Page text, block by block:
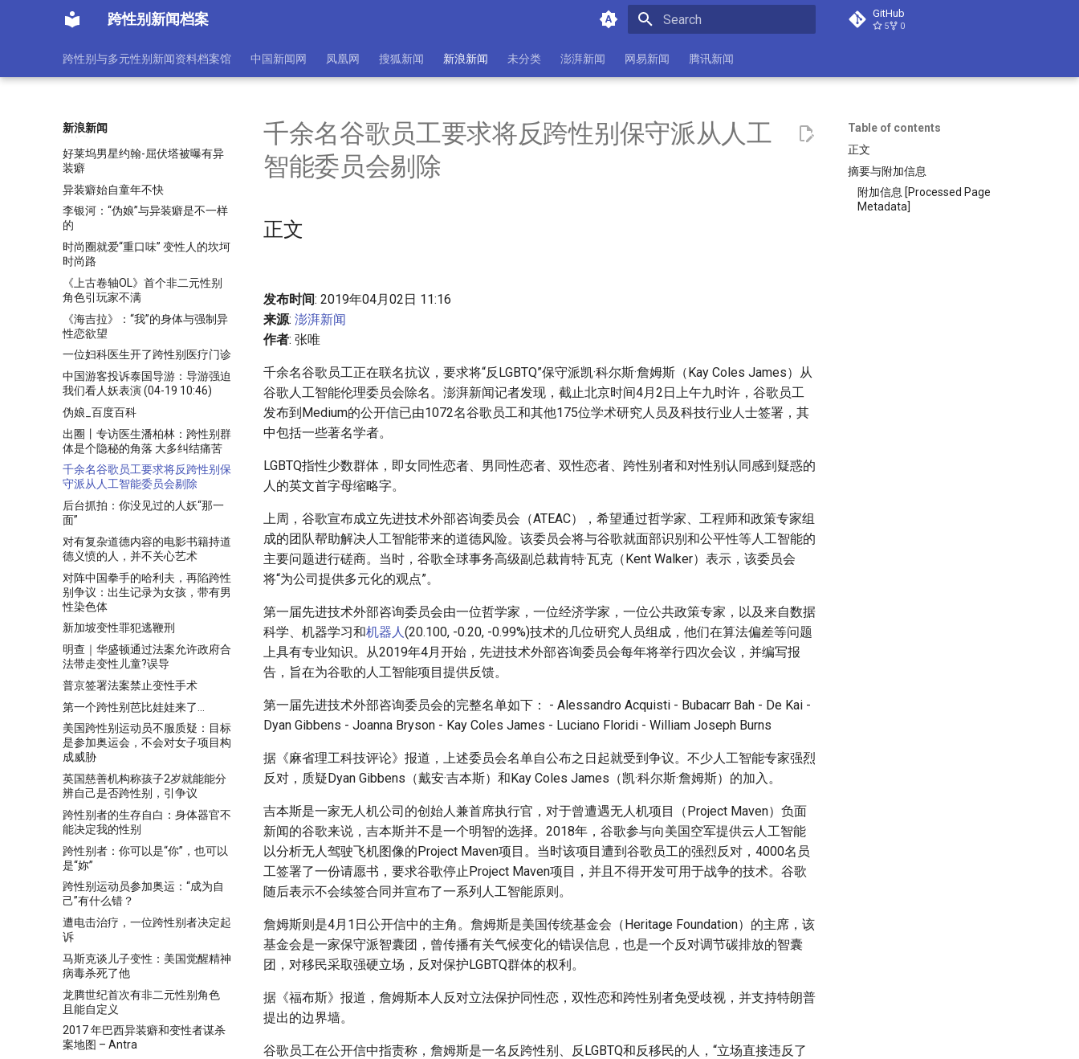
跨性别新闻档案 GitHub
5 0
跨性别与多元性别新闻资料档案馆 中国新闻网 凤凰网 搜狐新闻 新浪新闻 未分类 澎湃新闻 网易新闻 腾讯新闻
新浪新闻
异装癖穿上另一种性别(图)
宠的阴谋？(图)
DC真人电影首个跨性别角色曝光
迷(图)
好莱坞男星约翰-屈伏塔被曝有异
装癖
异装癖始自童年不快
李银河：“伪娘”与异装癖是不一样
的
时尚圈就爱“重口味” 变性人的坎坷
时尚路
《上古卷轴OL》首个非二元性别
角色引玩家不满
《海吉拉》：“我”的身体与强制异
性恋欲望
一位妇科医生开了跨性别医疗门诊
中国游客投诉泰国导游：导游强迫
我们看人妖表演 (04-19 10:46)
伪娘_百度百科
出圈丨专访医生潘柏林：跨性别群
体是个隐秘的角落 大多纠结痛苦
千余名谷歌员工要求将反跨性别保
守派从人工智能委员会剔除
后台抓拍：你没见过的人妖“那一
面”
对有复杂道德内容的电影书籍持道
德义愤的人，并不关心艺术
对阵中国拳手的哈利夫，再陷跨性
别争议：出生记录为女孩，带有男
性染色体
新加坡变性罪犯逃鞭刑
明查｜华盛顿通过法案允许政府合
法带走变性儿童?误导
普京签署法案禁止变性手术
第一个跨性别芭比娃娃来了…
美国跨性别运动员不服质疑：目标
是参加奥运会，不会对女子项目构
成威胁
英国慈善机构称孩子2岁就能能分
辨自己是否跨性别，引争议
跨性别者的生存自白：身体器官不
能决定我的性别
跨性别者：你可以是“你”，也可以
是“妳”
跨性别运动员参加奥运：“成为自
己”有什么错？
遭电击治疗，一位跨性别者决定起
诉
马斯克谈儿子变性：美国觉醒精神
病毒杀死了他
龙腾世纪首次有非二元性别角色
且能自定义
2017 年巴西异装癖和变性者谋杀
案地图 – Antra
Table of contents
正文
摘要与附加信息
附加信息 [Processed Page
Metadata]
千余名谷歌员工要求将反跨性别保守派从人工
智能委员会剔除
正文
发布时间: 2019年04月02日 11:16
来源: 澎湃新闻
作者: 张唯
千余名谷歌员工正在联名抗议，要求将“反LGBTQ”保守派凯·科尔斯·詹姆斯（Kay Coles James）从
谷歌人工智能伦理委员会除名。澎湃新闻记者发现，截止北京时间4月2日上午九时许，谷歌员工
发布到Medium的公开信已由1072名谷歌员工和其他175位学术研究人员及科技行业人士签署，其
中包括一些著名学者。
LGBTQ指性少数群体，即女同性恋者、男同性恋者、双性恋者、跨性别者和对性别认同感到疑惑的
人的英文首字母缩略字。
上周，谷歌宣布成立先进技术外部咨询委员会（ATEAC），希望通过哲学家、工程师和政策专家组
成的团队帮助解决人工智能带来的道德风险。该委员会将与谷歌就面部识别和公平性等人工智能的
主要问题进行磋商。当时，谷歌全球事务高级副总裁肯特·瓦克（Kent Walker）表示，该委员会
将“为公司提供多元化的观点”。
第一届先进技术外部咨询委员会由一位哲学家，一位经济学家，一位公共政策专家，以及来自数据
科学、机器学习和机器人(20.100, -0.20, -0.99%)技术的几位研究人员组成，他们在算法偏差等问题
上具有专业知识。从2019年4月开始，先进技术外部咨询委员会每年将举行四次会议，并编写报
告，旨在为谷歌的人工智能项目提供反馈。
第一届先进技术外部咨询委员会的完整名单如下： - Alessandro Acquisti - Bubacarr Bah - De Kai -
Dyan Gibbens - Joanna Bryson - Kay Coles James - Luciano Floridi - William Joseph Burns
据《麻省理工科技评论》报道，上述委员会名单自公布之日起就受到争议。不少人工智能专家强烈
反对，质疑Dyan Gibbens（戴安·吉本斯）和Kay Coles James（凯·科尔斯·詹姆斯）的加入。
吉本斯是一家无人机公司的创始人兼首席执行官，对于曾遭遇无人机项目（Project Maven）负面
新闻的谷歌来说，吉本斯并不是一个明智的选择。2018年，谷歌参与向美国空军提供云人工智能
以分析无人驾驶飞机图像的Project Maven项目。当时该项目遭到谷歌员工的强烈反对，4000名员
工签署了一份请愿书，要求谷歌停止Project Maven项目，并且不得开发可用于战争的技术。谷歌
随后表示不会续签合同并宣布了一系列人工智能原则。
詹姆斯则是4月1日公开信中的主角。詹姆斯是美国传统基金会（Heritage Foundation）的主席，该
基金会是一家保守派智囊团，曾传播有关气候变化的错误信息，也是一个反对调节碳排放的智囊
团，对移民采取强硬立场，反对保护LGBTQ群体的权利。
据《福布斯》报道，詹姆斯本人反对立法保护同性恋，双性恋和跨性别者免受歧视，并支持特朗普
提出的边界墙。
谷歌员工在公开信中指责称，詹姆斯是一名反跨性别、反LGBTQ和反移民的人，“立场直接违反了